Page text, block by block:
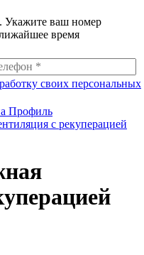
Укажите ваш номер
время
своих персональных
Профиль
с рекуперацией